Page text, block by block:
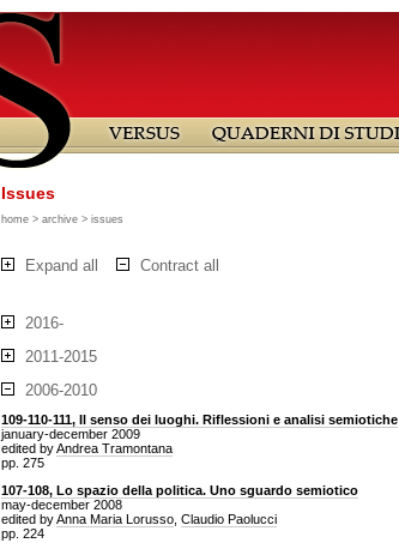
Issues
home > archive > issues
Expand all Contract all
2016-
2011-2015
2006-2010
109-110-111, Il senso dei luoghi. Riflessioni e analisi semiotiche
january-december 2009
edited byAndrea Tramontana
pp. 275
107-108, Lo spazio della politica. Uno sguardo semiotico
may-december 2008
edited byAnna Maria Lorusso Claudio Paolucci
pp. 224